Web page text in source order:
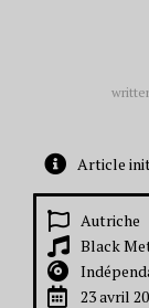
Article
Autriche
Black
23 avril